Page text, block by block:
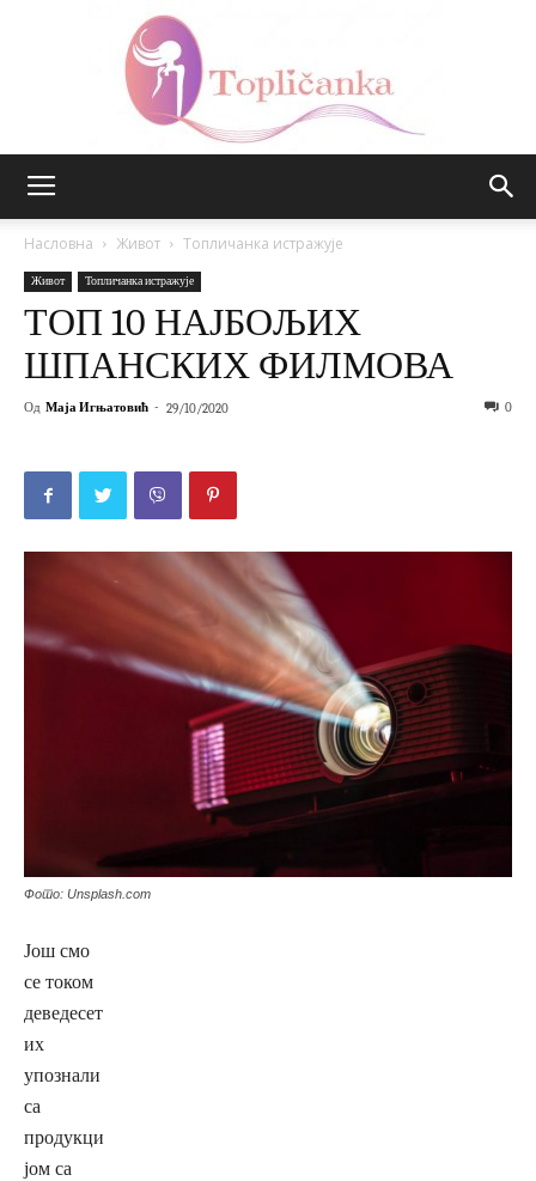
Насловна Живот Топличанка истражује
Живот Топличанка истражује
ТОП 10 НАЈБОЉИХ
ШПАНСКИХ ФИЛМОВА
Од Маја Игњатовић - 29/10/2020 0
Фото: Unsplash.com
Још смо
се током
деведесет
их
упознали
са
продукци
јом са